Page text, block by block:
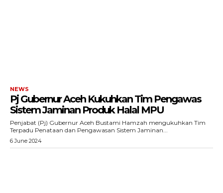
NEWS
Pj Gubernur Aceh Kukuhkan Tim Pengawas
Sistem Jaminan Produk Halal MPU
Penjabat (Pj) Gubernur Aceh Bustami Hamzah mengukuhkan Tim
Terpadu Penataan dan Pengawasan Sistem Jaminan...
6 June 2024